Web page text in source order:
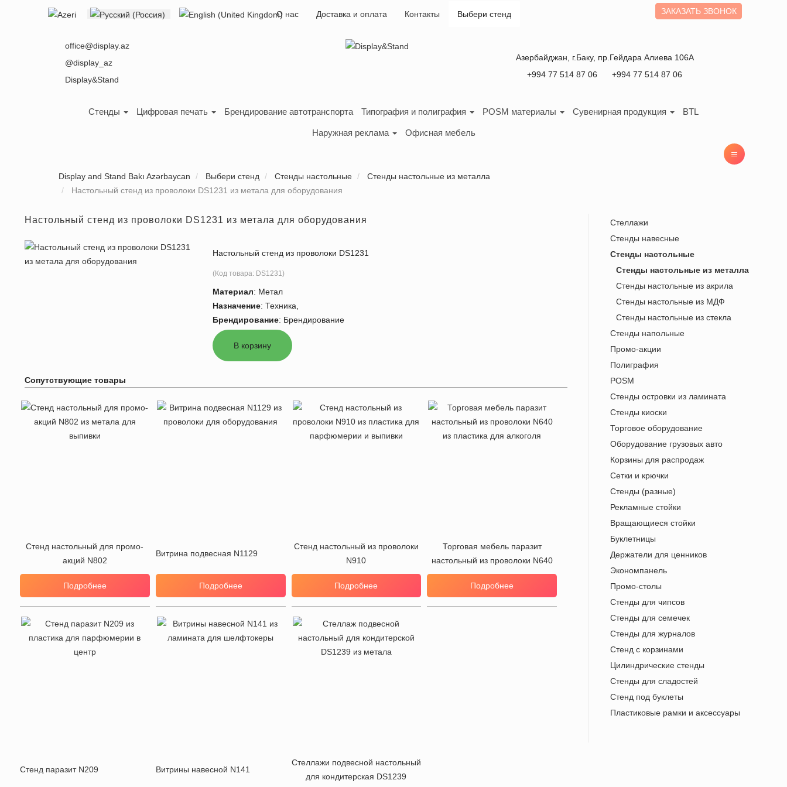
О нас Доставка и оплата Контакты Выбери стенд
Выберите язык ЗАКАЗАТЬ ЗВОНОК
office@display.az
@display_az
Display&Stand
Азербайджан , г.Баку, пр.Гейдара Алиева 106А
+994 77 514 87 06
+994 77 514 87 06
Стенды Цифровая печать Брендирование автотранспорта Типография и полиграфия POSM материалы Сувенирная продукция BTL
Наружная реклама Офисная мебель
Display and Stand Bakı Azərbaycan Выбери стенд Стенды настольные
Стенды настольные из металла
Настольный стенд из проволоки DS1231 из метала для оборудования
Настольный стенд из проволоки DS1231 из метала для оборудования
Настольный стенд из проволоки DS1231
(Код товара: DS1231)
Материал: Метал
Назначение: Техника,
Брендирование: Брендирование
Сопутствующие товары
Стенд настольный для промо-
акций N802
Подробнее
Витрина подвесная N1129
Подробнее
Стенд настольный из проволоки
N910
Подробнее
Торговая мебель паразит
настольный из проволоки N640
Подробнее
Стенд паразит N209 Витрины навесной N141
Стеллажи подвесной настольный
для кондитерская DS1239
Стеллажи
Стенды навесные
Стенды настольные
Стенды настольные из металла
Стенды настольные из акрила
Стенды настольные из МДФ
Стенды настольные из стекла
Стенды напольные
Промо-акции
Полиграфия
POSM
Стенды островки из ламината
Стенды киоски
Торговое оборудование
Оборудование грузовых авто
Корзины для распродаж
Сетки и крючки
Стенды (разные)
Рекламные стойки
Вращающиеся стойки
Буклетницы
Держатели для ценников
Экономпанель
Промо-столы
Cтенды для чипсов
Стенды для семечек
Стенды для журналов
Стенд с корзинами
Цилиндрические стенды
Стенды для сладостей
Стенд под буклеты
Пластиковые рамки и аксессуары